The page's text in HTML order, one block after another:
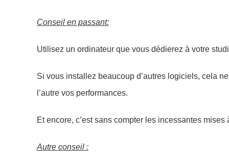
Conseil en passant:
Utilisez un ordinateur que vous dédierez à votre
Si vous installez beaucoup d’autres logiciels, cela
l’autre vos performances.
Et encore, c’est sans compter les incessantes
Autre conseil :